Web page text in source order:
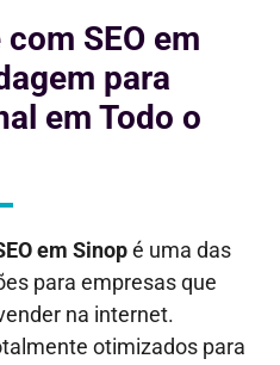
SEO em
para
em Todo o
em Sinopé uma das
para empresas que
na internet.
otimizados para